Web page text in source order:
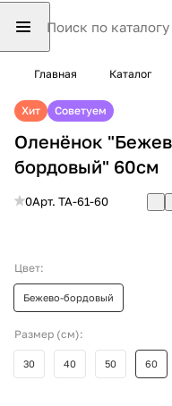
Главная Каталог
Хит Советуем
Оленёнок
бордовый" 60см
0Арт. TA-61-60
Цвет:
Бежево-бордовый
Размер (см):
30 40 50 60